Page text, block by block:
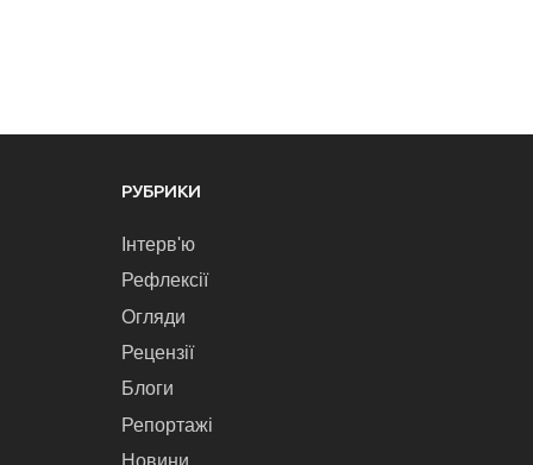
РУБРИКИ
Інтерв'ю
Рефлексії
Огляди
Рецензії
Блоги
Репортажі
Новини